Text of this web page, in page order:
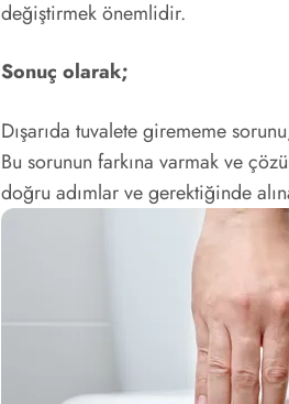
değiştirmek önemlidir.
Sonuç olarak;
Dışarıda tuvalete girememe
Bu sorunun farkına varmak ve
doğru adımlar ve gerektiğinde